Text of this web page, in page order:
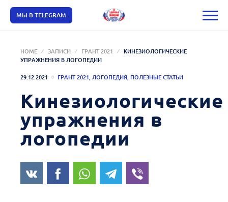
МЫ В TELEGRAM
HOME ЗАПИСИ ГРАНТ 2021
КИНЕЗИОЛОГИЧЕСКИЕ
УПРАЖНЕНИЯ В ЛОГОПЕДИИ
29.12.2021
ГРАНТ 2021,ЛОГОПЕДИЯ, ПОЛЕЗНЫЕ СТАТЬИ
Кинезиологические
упражнения в
логопедии